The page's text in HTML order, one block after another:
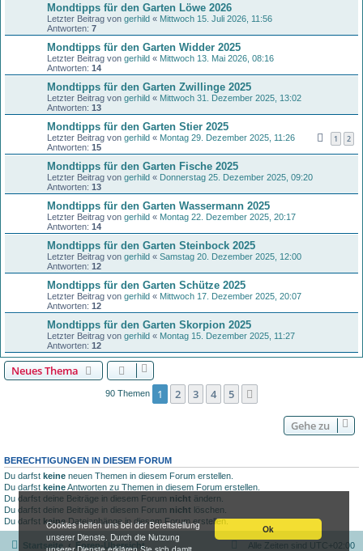
Ok
Cookies helfen uns bei der Bereitstellung
unserer Dienste. Durch die Nutzung
Mondtipps für den Garten Löwe 2026
Letzter Beitrag von gerhild « Mittwoch 15. Juli 2026, 11:56
Antworten: 7
Mondtipps für den Garten Widder 2025
Letzter Beitrag von gerhild « Mittwoch 13. Mai 2026, 08:16
Antworten: 14
Mondtipps für den Garten Zwillinge 2025
Letzter Beitrag von gerhild « Mittwoch 31. Dezember 2025, 13:02
Antworten: 13
Mondtipps für den Garten Stier 2025
Letzter Beitrag von gerhild « Montag 29. Dezember 2025, 11:26
Antworten: 15
1 2
Mondtipps für den Garten Fische 2025
Letzter Beitrag von gerhild « Donnerstag 25. Dezember 2025, 09:20
Antworten: 13
Mondtipps für den Garten Wassermann 2025
Letzter Beitrag von gerhild « Montag 22. Dezember 2025, 20:17
Antworten: 14
Mondtipps für den Garten Steinbock 2025
Letzter Beitrag von gerhild « Samstag 20. Dezember 2025, 12:00
Antworten: 12
Mondtipps für den Garten Schütze 2025
Letzter Beitrag von gerhild « Mittwoch 17. Dezember 2025, 20:07
Antworten: 12
Mondtipps für den Garten Skorpion 2025
Letzter Beitrag von gerhild « Montag 15. Dezember 2025, 11:27
Antworten: 12
Neues Thema
90 Themen 1 2 3 4 5
Gehe zu
BERECHTIGUNGEN IN DIESEM FORUM
Du darfst keine neuen Themen in diesem Forum erstellen.
Du darfst keineAntworten zu Themen in diesem Forum erstellen.
Du darfst deine Beiträge in diesem Forum nicht ändern.
Du darfst deine Beiträge in diesem Forum nicht löschen.
Du darfst keineDateianhänge in diesem Forum erstellen.
Startseite Foren-Übersicht Alle Zeiten sind UTC+02:00